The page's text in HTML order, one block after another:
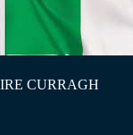
IRE CURRAGH